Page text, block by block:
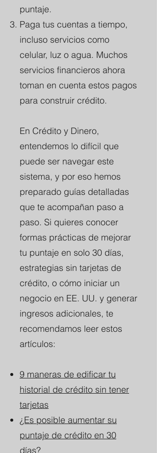
puntaje.
Paga tus cuentas a tiempo,
incluso servicios como
celular, luz o agua. Muchos
servicios financieros ahora
toman en cuenta estos pagos
para construir crédito.
En Crédito y Dinero,
entendemos lo difícil que
puede ser navegar este
sistema, y por eso hemos
preparado guías detalladas
que te acompañan paso a
paso. Si quieres conocer
formas prácticas de mejorar
tu puntaje en solo 30 días,
estrategias sin tarjetas de
crédito, o cómo iniciar un
negocio en EE. UU. y generar
ingresos adicionales, te
recomendamos leer estos
artículos:
9 maneras de edificar tu
historial de crédito sin tener
tarjetas
¿Es posible aumentar su
puntaje de crédito en 30
días?